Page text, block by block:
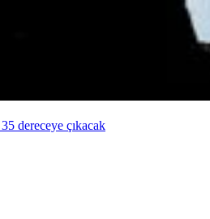
dereceye çıkacak